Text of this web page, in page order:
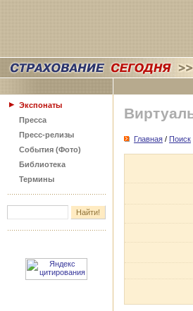
Экспонаты
Пресса
Пресс-релизы
События (Фото)
Библиотека
Термины
Главная / Поиск